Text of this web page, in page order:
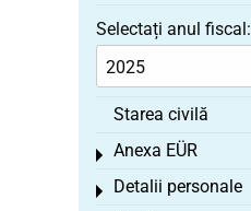
Selectați anul fiscal:
Starea civilă
Anexa EÜR
Toggle menu
Detalii personale
Toggle menu